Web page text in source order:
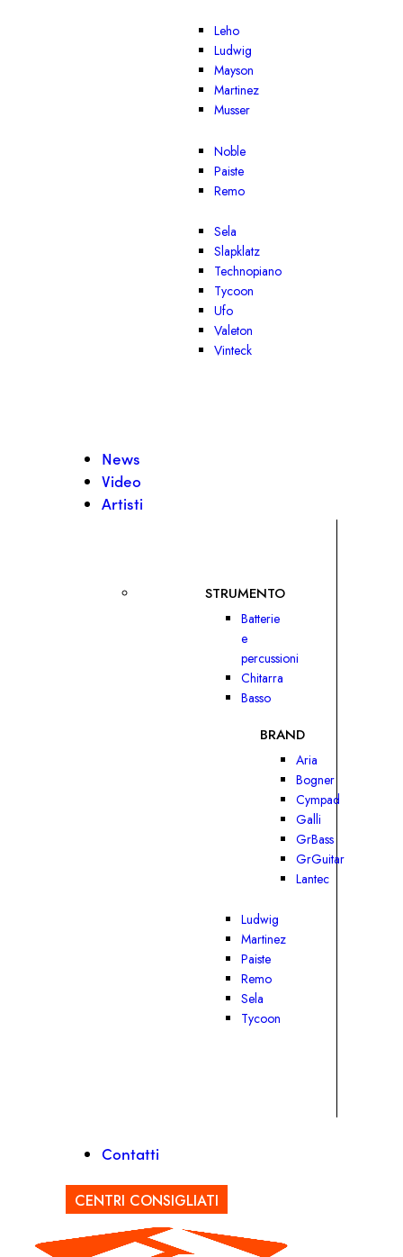
Leho
Ludwig
Mayson
Martinez
Musser
Noble
Paiste
Remo
Sela
Slapklatz
Technopiano
Tycoon
Ufo
Valeton
Vinteck
News
Video
Artisti
STRUMENTO
Batterie
e
percussioni
Chitarra
Basso
BRAND
Aria
Bogner
Cympad
Galli
GrBass
GrGuitar
Lantec
Ludwig
Martinez
Paiste
Remo
Sela
Tycoon
Contatti
CENTRI CONSIGLIATI